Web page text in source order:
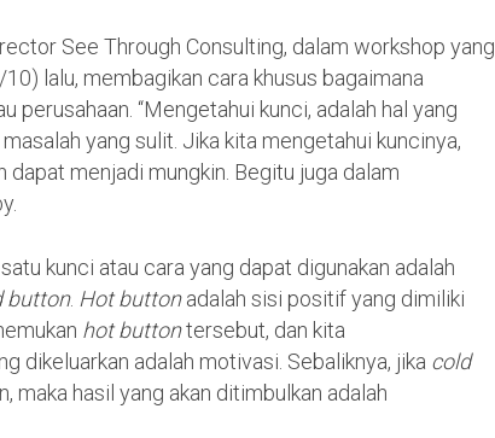
See Through Consulting, dalam workshop yang
lalu, membagikan cara khusus bagaimana
perusahaan. “Mengetahui kunci, adalah hal yang
yang sulit. Jika kita mengetahui kuncinya,
dapat menjadi mungkin. Begitu juga dalam
kunci atau cara yang dapat digunakan adalah
button. Hot buttonadalah sisi positif yang dimiliki
hot buttontersebut, dan kita
dikeluarkan adalah motivasi. Sebaliknya, jika cold
maka hasil yang akan ditimbulkan adalah